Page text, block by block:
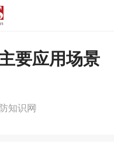
要应用场景
知识网